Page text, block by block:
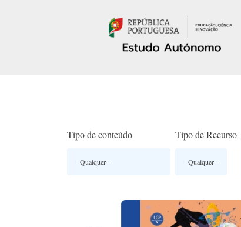
Tipo de conteúdo Tipo de Recurso